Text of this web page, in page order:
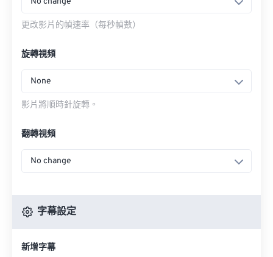
更改影片的幀速率（每秒幀數）
旋轉視頻
None
影片將順時針旋轉。
翻轉視頻
No change
字幕設定
新增字幕